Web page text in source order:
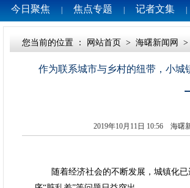
今日聚焦 焦点专题 记者文集
您当前的位置 ： 网站首页 > 海曙新闻网 >
作为联系城市与乡村的纽带，小
2019年10月11日 10:56 海曙
随着经济社会的不断发展，城镇化已